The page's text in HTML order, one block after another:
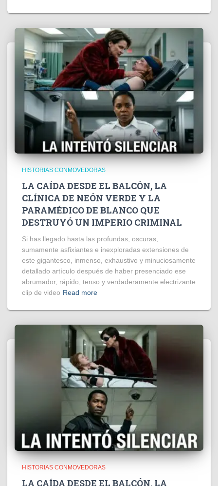
HISTORIAS CONMOVEDORAS
LA CAÍDA DESDE EL BALCÓN, LA
CLÍNICA DE NEÓN VERDE Y LA
PARAMÉDICO DE BLANCO QUE
DESTRUYÓ UN IMPERIO CRIMINAL
Si has llegado hasta las profundas, oscuras,
sumamente asfixiantes e inexploradas extensiones de
este gigantesco, inmenso, exhaustivo y minuciosamente
detallado artículo después de haber presenciado ese
abrumador, rápido, tenso y verdaderamente electrizante
clip de video Read more
HISTORIAS CONMOVEDORAS
LA CAÍDA DESDE EL BALCÓN, LA